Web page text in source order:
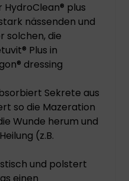
plus
nässenden und
solchen, die
Plus in
dressing
Sekrete aus
so die Mazeration
Wunde herum und
(z.B.
und polstert